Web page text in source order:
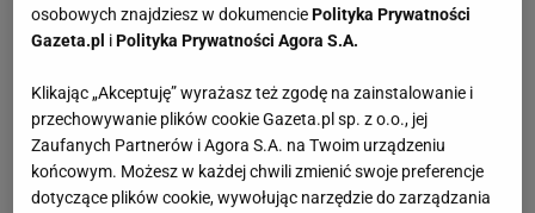
osobowych znajdziesz w dokumenciePolityka Prywatności
Gazeta.pl iPolityka Prywatności Agora S.A.
Klikając „Akceptuję” wyrażasz też zgodę na zainstalowanie i
przechowywanie plików cookie Gazeta.pl sp. z o.o., jej
Zaufanych Partnerów i Agora S.A. na Twoim urządzeniu
końcowym. Możesz w każdej chwili zmienić swoje preferencje
dotyczące plików cookie, wywołując narzędzie do zarządzania